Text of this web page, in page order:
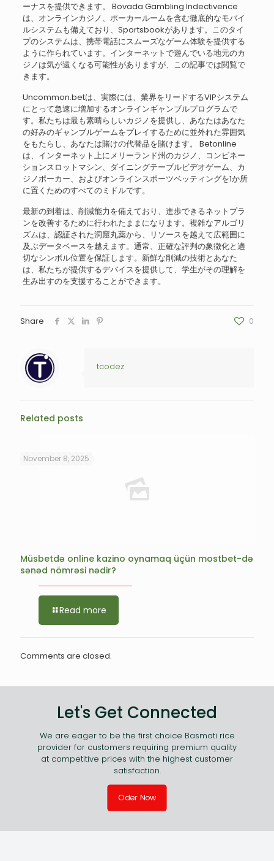
ーナスを提供できます。 Bovada Gambling Indectivence
は、オンラインカジノ、ポーカールームを含む徹底的なモバイ
ルシステムも備えており、Sportsbookがあります。このタイ
プのシステムは、携帯電話にスムーズなゲーム体験を提供する
ように作られています。インターネットで遊んでいる地元のカ
ジノは気が遠くなる可能性がありますが、この記事では閲覧で
きます。
Uncommon.betは、実際には、業界をリードするVIPシステム
にとって急速に増加するオンラインギャンブルプログラムで
す。私たちは最も素晴らしいカジノを提供し、あなたはあなた
の好みのギャンブルゲームをプレイするために並外れた雰囲気
をもたらし、あなたは賭けの代替品を賭けます。 Betonline
は、インターネット上にメリーランド州のカジノ、コンビネー
ションスロットマシン、ダイニングテーブルビデオゲーム、カ
ジノポーカー、およびオンラインスポーツベッティングを1か所
に置くためのすべてのミドルです。
最新の到着は、削減能力を備えており、進歩できるネットプラ
ンを改善するために行われたままになります。複雑なアルゴリ
ズムは、認証された洞窟丸薬から、リソースを越えて広範囲に
及ぶデータベースを越えます。通常、正確な評判の象徴化と適
切なシンボル位置を保証します。新鮮な削減の技術とあなた
は、私たちが提供するデバイスを提供して、学生がその理解を
生み出すのを支援することができます。
Share 0
tcodez
Related posts
November 8, 2025
Müsbetdə online kazino oynamaq üçün mostbet-də
sənəd nömrəsi nədir?
Read more
Comments are closed.
Let's Get Connected
We are eager to be the first choice Basmati rice
provider for customers requiring premium quality
at competitive prices with the highest customer
satisfaction.
Oder Now